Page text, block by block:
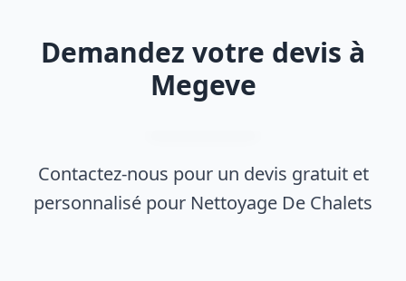
Demandez votre devis à
Megeve
Contactez-nous pour un devis gratuit et
personnalisé pour Nettoyage De Chalets